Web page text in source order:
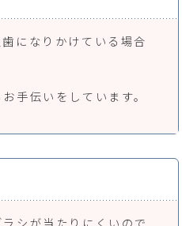
になりかけている場合
手伝いをしています。
シが当たりにくいので